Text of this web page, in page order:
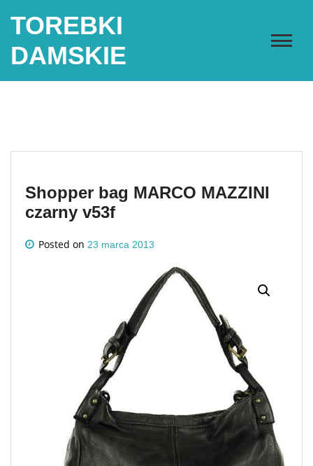
TOREBKI
DAMSKIE
Shopper bag MARCO MAZZINI
czarny v53f
Posted on 23 marca 2013